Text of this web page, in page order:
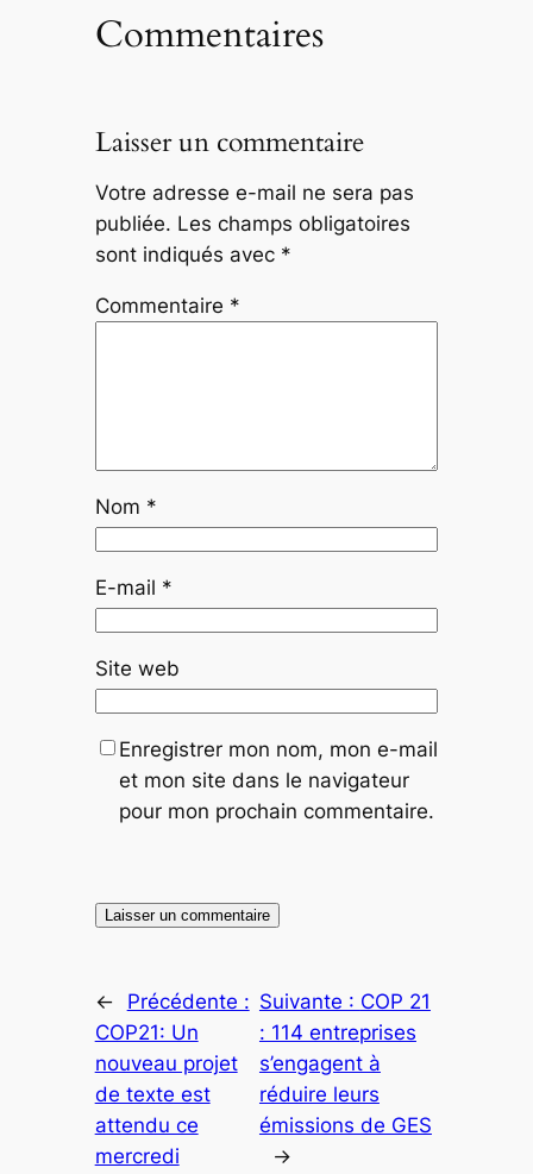
Commentaires
Laisser un commentaire
Votre adresse e-mail ne sera pas
publiée. Les champs obligatoires
sont indiqués avec *
Commentaire *
Nom *
E-mail *
Site web
Enregistrer mon nom, mon e-mail
et mon site dans le navigateur
pour mon prochain commentaire.
←
Précédente :
COP21: Un
nouveau projet
de texte est
attendu ce
mercredi
Suivante : COP 21
: 114 entreprises
s’engagent à
réduire leurs
émissions de GES
→